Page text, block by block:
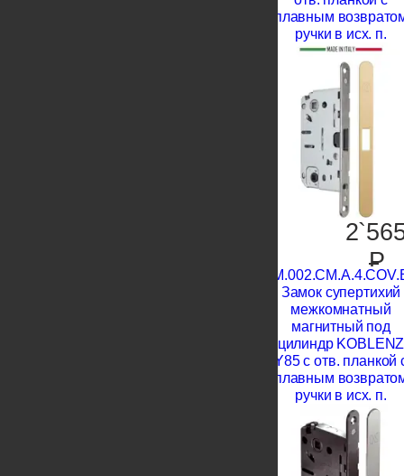
плавным
ручки в исх. п.
P
Замок супертихий
межкомнатный
магнитный под
цилиндр KOBLENZ
Y85 с отв. планкой
плавным
ручки в исх. п.